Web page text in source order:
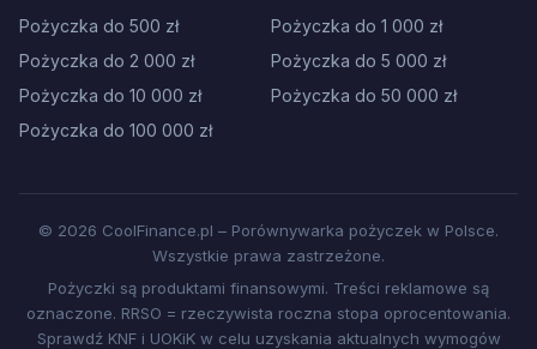
Pożyczka do 500 zł
Pożyczka do 1 000 zł
Pożyczka do 2 000 zł
Pożyczka do 5 000 zł
Pożyczka do 10 000 zł
Pożyczka do 50 000 zł
Pożyczka do 100 000 zł
© 2026 CoolFinance.pl – Porównywarka pożyczek w Polsce.
Wszystkie prawa zastrzeżone.
Pożyczki są produktami finansowymi. Treści reklamowe są
oznaczone. RRSO = rzeczywista roczna stopa oprocentowania.
Sprawdź KNF i UOKiK w celu uzyskania aktualnych wymogów